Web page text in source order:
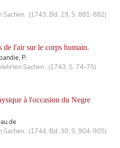
Sachen. (1743, Bd. 29, S. 881-882)
de l'air sur le corps humain.
P.
Sachen. (1743, S. 74-75)
à l'occasion du Negre
de
Sachen. (1744, Bd. 30, S. 904-905)